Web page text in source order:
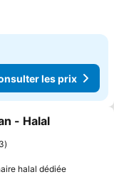
les prix
favoris
- Halal
halal dédiée